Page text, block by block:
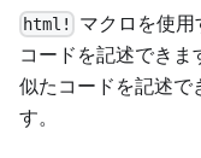
html!
マクロを使
コードを記述でき
似たコードを記述で
す。